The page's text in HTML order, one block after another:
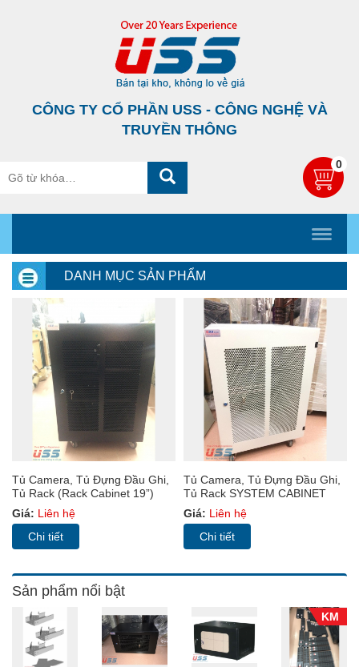
CÔNG TY CỔ PHẦN USS - CÔNG NGHỆ VÀ
TRUYỀN THÔNG
0
DANH MỤC SẢN PHẨM
Tủ Camera, Tủ Đựng Đầu Ghi,
Tủ Rack (Rack Cabinet 19”)
USS RACK 15U D800 Sâu
800mm Cửa MIKA
Giá: Liên hệ
Chi tiết
Tủ Camera, Tủ Đựng Đầu Ghi,
Tủ Rack SYSTEM CABINET
15U-D600 - USS Rack 15U600
Giá: Liên hệ
Chi tiết
Sản phẩm nổi bật
KM